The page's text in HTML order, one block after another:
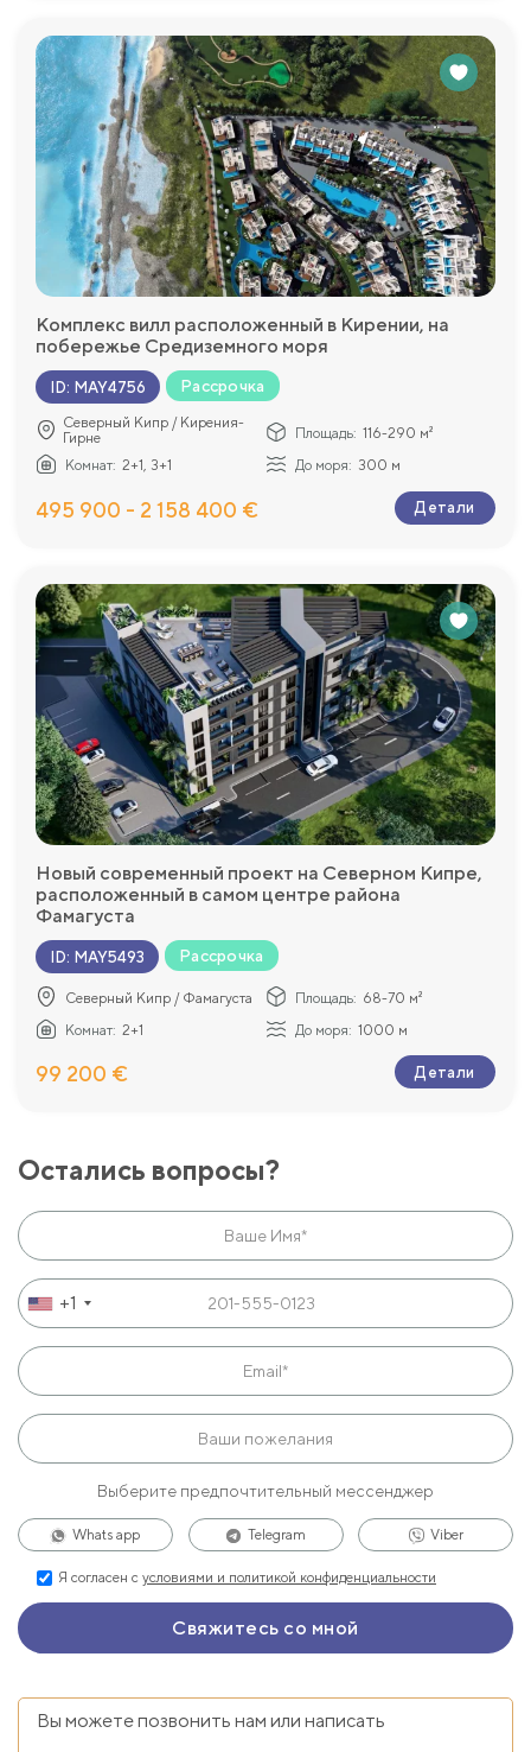
Комплекс вилл расположенный в Кирении, на
побережье Средиземного моря
ID: MAY4756 Рассрочка
Северный Кипр / Кирения-
Гирне
Площадь: 116-290 м²
Комнат: 2+1, 3+1 До моря: 300 м
495 900 - 2 158 400 € Детали
Новый современный проект на Северном Кипре,
расположенный в самом центре района
Фамагуста
ID: MAY5493 Рассрочка
Северный Кипр / Фамагуста Площадь: 68-70 м²
Комнат: 2+1 До моря: 1000 м
99 200 € Детали
Остались вопросы?
+1
Выберите предпочтительный мессенджер
Whats app Telegram Viber
Я согласен с условиями и политикой конфиденциальности
Вы можете позвонить нам или написать